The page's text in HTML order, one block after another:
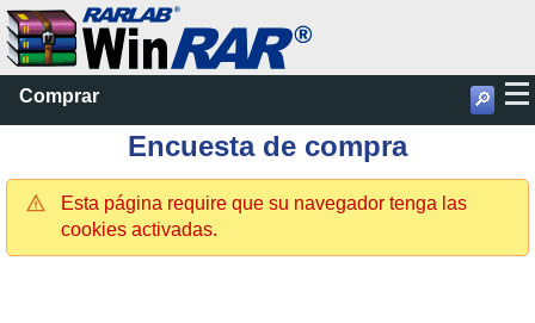
Comprar 🔎
Encuesta de compra
Esta página require que su navegador tenga las
cookies activadas.